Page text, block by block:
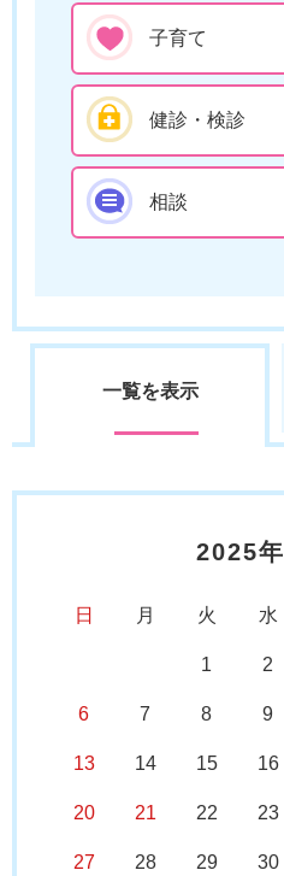
子育て
健診・検診
相談
一覧を表示
2025年
日 月 火 水
1 2
6 7 8 9
13 14 15 16
20 21 22 23
27 28 29 30